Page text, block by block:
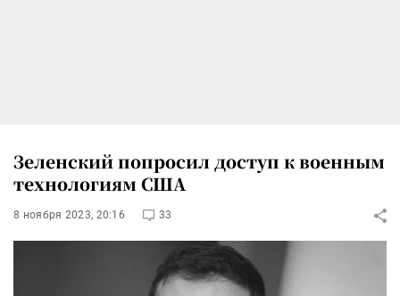
Зеленский попросил доступ к военным
технологиям США
8 ноября 2023, 20:16 33